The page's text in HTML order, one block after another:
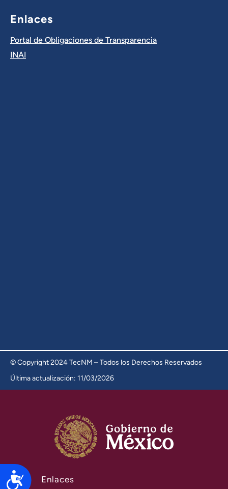
Accesibilidad
Enlaces
Portal de Obligaciones de Transparencia
INAI
© Copyright 2024 TecNM – Todos los Derechos Reservados
Última actualización: 11/03/2026
Enlaces